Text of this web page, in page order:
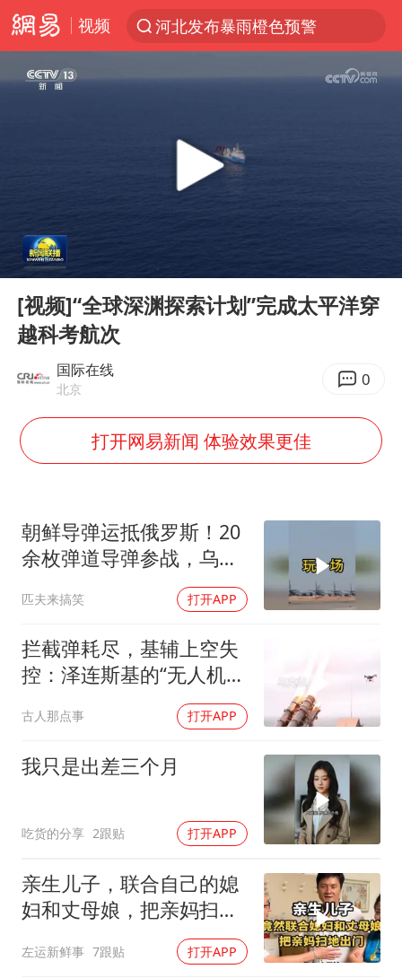
视频
河北发布暴雨橙色预警
上海地铁4条线路全线停运
白海豚路径图
武汉3名城管协管员殴打摊主被刑拘
NBA传奇教练老尼尔森去世
加沙约14万栋建筑被完全摧毁
5万小车卖不动 微型代步车集体遇冷
“皋”在低处
Play
00:00
[视频]“全球深渊探索计划”完成太平洋穿
越科考航次
国际在线
北京 0
打开网易新闻 体验效果更佳
朝鲜导弹运抵俄罗斯！20
余枚弹道导弹参战，乌克
匹夫来搞笑 打开APP
拦截弹耗尽，基辅上空失
控：泽连斯基的“无人机神
话”为何突然没人提了
古人那点事 打开APP
我只是出差三个月
吃货的分享 2跟贴 打开APP
亲生儿子，联合自己的媳
妇和丈母娘，把亲妈扫地
左运新鲜事 7跟贴 打开APP